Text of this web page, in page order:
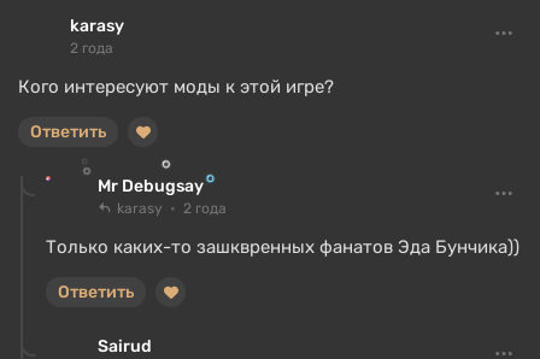
karasy
2 года
Кого интересуют моды к этой игре?
Ответить
Mr Debugsay
karasy 2 года
Только каких-то зашквренных фанатов Эда Бунчика))
Ответить
Sairud